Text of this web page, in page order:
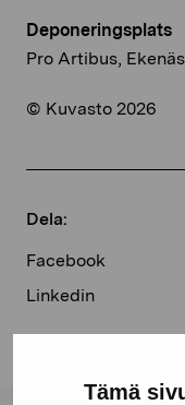
Tämä
Deponeringsplats
Pro Artibus, Ekenäs
© Kuvasto 2026
Dela:
Facebook
Linkedin